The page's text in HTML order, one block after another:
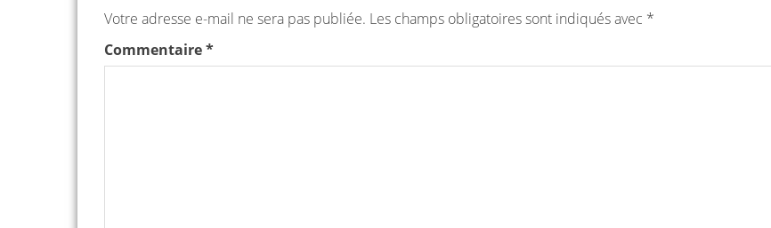
Votre adresse e-mail ne sera pas publiée. Les champs obligatoires sont indiqués avec *
Commentaire*